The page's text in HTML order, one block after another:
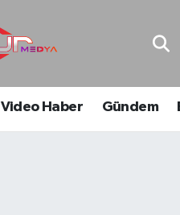
Video Haber Gündem